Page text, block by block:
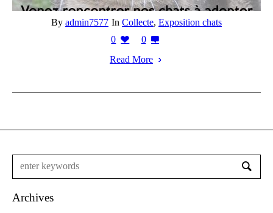
By admin7577 In Collecte, Exposition chats
0
0
Read More
Archives